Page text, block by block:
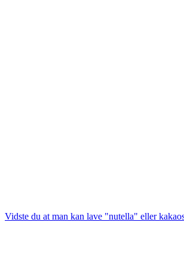
Vidste du at man kan lave "nutella" eller